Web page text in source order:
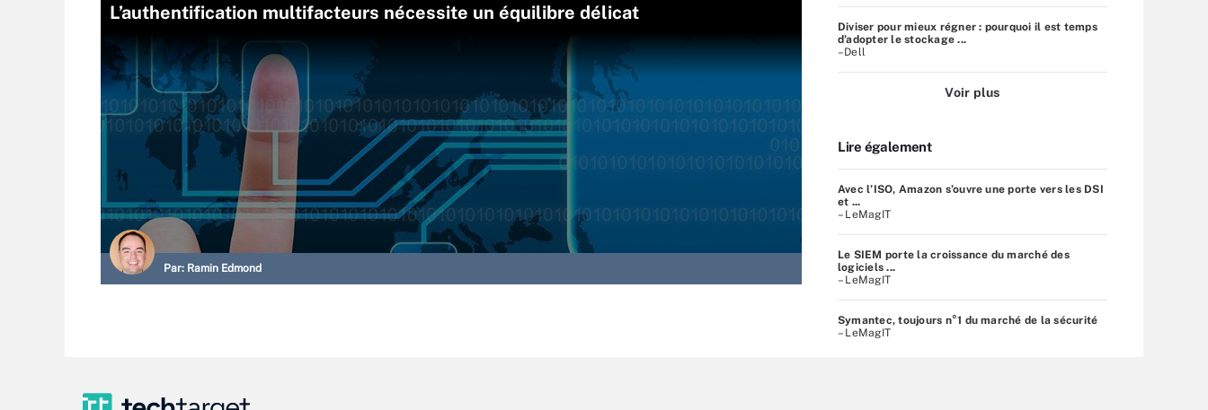
L’authentification multifacteurs nécessite un équilibre délicat
Par: Ramin Edmond
Diviser pour mieux régner : pourquoi il est temps
d’adopter le stockage ...
–Dell
Voir plus
Lire également
Avec l’ISO, Amazon s’ouvre une porte vers les DSI
et ...
– LeMagIT
Le SIEM porte la croissance du marché des
logiciels ...
– LeMagIT
Symantec, toujours n°1 du marché de la sécurité
– LeMagIT